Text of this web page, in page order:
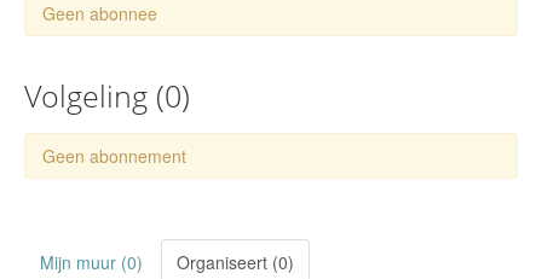
Geen abonnee
Volgeling (0)
Geen abonnement
Mijn muur (0)
Organiseert (0)